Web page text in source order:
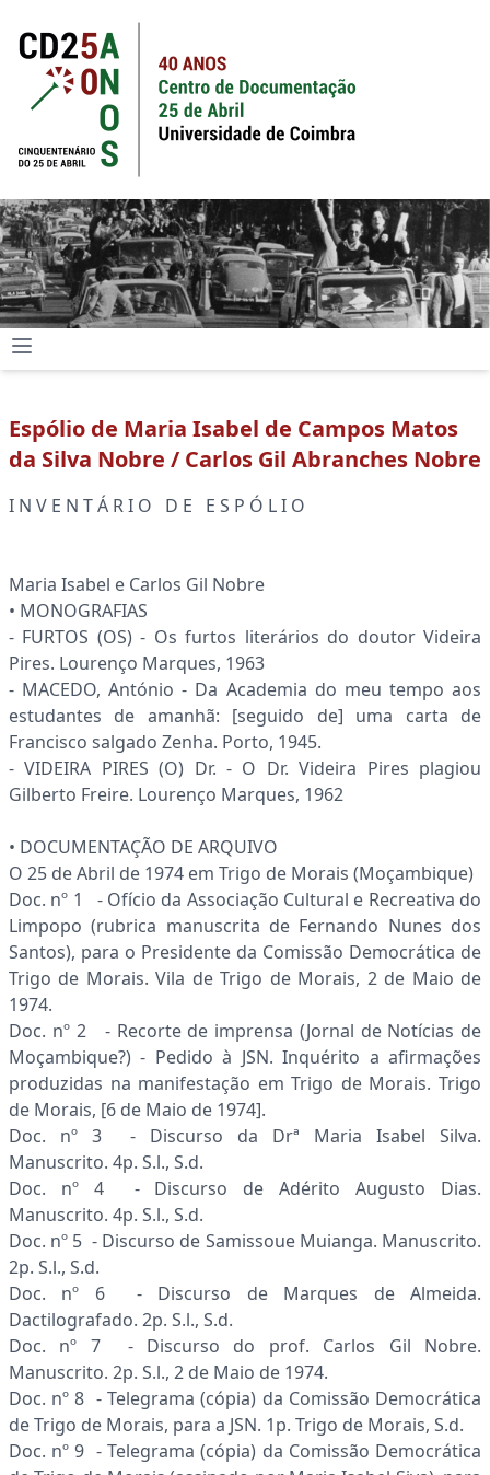
Espólio de Maria Isabel de Campos Matos
da Silva Nobre / Carlos Gil Abranches Nobre
I N V E N T Á R I O D E E S P Ó L I O
Maria Isabel e Carlos Gil Nobre
• MONOGRAFIAS
- FURTOS (OS) - Os furtos literários do doutor Videira
Pires. Lourenço Marques, 1963
- MACEDO, António - Da Academia do meu tempo aos
estudantes de amanhã: [seguido de] uma carta de
Francisco salgado Zenha. Porto, 1945.
- VIDEIRA PIRES (O) Dr. - O Dr. Videira Pires plagiou
Gilberto Freire. Lourenço Marques, 1962
• DOCUMENTAÇÃO DE ARQUIVO
O 25 de Abril de 1974 em Trigo de Morais (Moçambique)
Doc. nº 1 - Ofício da Associação Cultural e Recreativa do
Limpopo (rubrica manuscrita de Fernando Nunes dos
Santos), para o Presidente da Comissão Democrática de
Trigo de Morais. Vila de Trigo de Morais, 2 de Maio de
1974.
Doc. nº 2 - Recorte de imprensa (Jornal de Notícias de
Moçambique?) - Pedido à JSN. Inquérito a afirmações
produzidas na manifestação em Trigo de Morais. Trigo
de Morais, [6 de Maio de 1974].
Doc. nº 3 - Discurso da Drª Maria Isabel Silva.
Manuscrito. 4p. S.l., S.d.
Doc. nº 4 - Discurso de Adérito Augusto Dias.
Manuscrito. 4p. S.l., S.d.
Doc. nº 5 - Discurso de Samissoue Muianga. Manuscrito.
2p. S.l., S.d.
Doc. nº 6 - Discurso de Marques de Almeida.
Dactilografado. 2p. S.l., S.d.
Doc. nº 7 - Discurso do prof. Carlos Gil Nobre.
Manuscrito. 2p. S.l., 2 de Maio de 1974.
Doc. nº 8 - Telegrama (cópia) da Comissão Democrática
de Trigo de Morais, para a JSN. 1p. Trigo de Morais, S.d.
Doc. nº 9 - Telegrama (cópia) da Comissão Democrática